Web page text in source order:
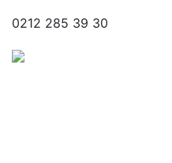
0212 285 39 30